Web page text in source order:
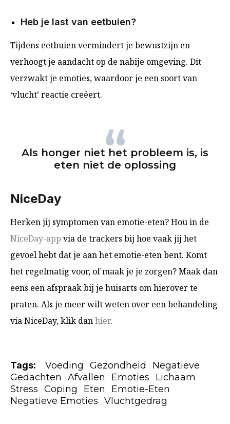
Heb je last van eetbuien?
Tijdens eetbuien vermindert je bewustzijn en
verhoogt je aandacht op de nabije omgeving. Dit
verzwakt je emoties, waardoor je een soort van
‘vlucht’ reactie creëert.
Als honger niet het probleem is, is
eten niet de oplossing
NiceDay
Herken jij symptomen van emotie-eten? Hou in de
NiceDay-app via de trackers bij hoe vaak jij het
gevoel hebt dat je aan het emotie-eten bent. Komt
het regelmatig voor, of maak je je zorgen? Maak dan
eens een afspraak bij je huisarts om hierover te
praten. Als je meer wilt weten over een behandeling
via NiceDay, klik danhier.
Tags: Voeding Gezondheid
Negatieve
Gedachten
Afvallen Emoties
Lichaam
Stress Coping Eten
Emotie-Eten
Negatieve Emoties Vluchtgedrag